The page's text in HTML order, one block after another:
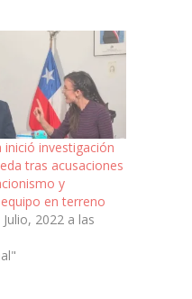
inició investigación
tras acusaciones
y
en terreno
2022 a las